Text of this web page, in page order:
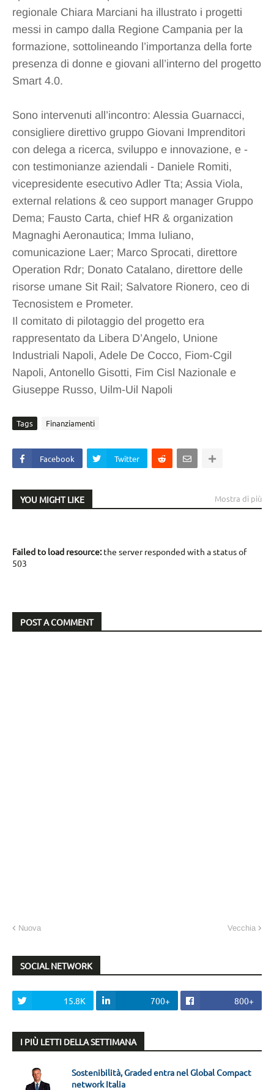
regionale Chiara Marciani ha illustrato i progetti
messi in campo dalla Regione Campania per la
formazione, sottolineando l’importanza della forte
presenza di donne e giovani all’interno del progetto
Smart 4.0.
Sono intervenuti all’incontro: Alessia Guarnacci,
consigliere direttivo gruppo Giovani Imprenditori
con delega a ricerca, sviluppo e innovazione, e -
con testimonianze aziendali - Daniele Romiti,
vicepresidente esecutivo Adler Tta; Assia Viola,
external relations & ceo support manager Gruppo
Dema; Fausto Carta, chief HR & organization
Magnaghi Aeronautica; Imma Iuliano,
comunicazione Laer; Marco Sprocati, direttore
Operation Rdr; Donato Catalano, direttore delle
risorse umane Sit Rail; Salvatore Rionero, ceo di
Tecnosistem e Prometer.
Il comitato di pilotaggio del progetto era
rappresentato da Libera D’Angelo, Unione
Industriali Napoli, Adele De Cocco, Fiom-Cgil
Napoli, Antonello Gisotti, Fim Cisl Nazionale e
Giuseppe Russo, Uilm-Uil Napoli
Tags Finanziamenti
Facebook Twitter
YOU MIGHT LIKE Mostra di più
Failed to load resource:the server responded with a status of
503
POST A COMMENT
Nuova Vecchia
SOCIAL NETWORK
15.8K 700+ 800+
I PIÙ LETTI DELLA SETTIMANA
Sostenibilità, Graded entra nel Global Compact
network Italia